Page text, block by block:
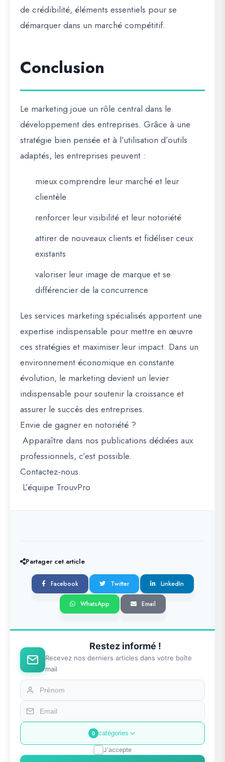
de crédibilité, éléments essentiels pour se
démarquer dans un marché compétitif.
Conclusion
Le marketing joue un rôle central dans le
développement des entreprises. Grâce à une
stratégie bien pensée et à l’utilisation d’outils
adaptés, les entreprises peuvent :
mieux comprendre leur marché et leur
clientèle
renforcer leur visibilité et leur notoriété
attirer de nouveaux clients et fidéliser ceux
existants
valoriser leur image de marque et se
différencier de la concurrence
Les services marketing spécialisés apportent une
expertise indispensable pour mettre en œuvre
ces stratégies et maximiser leur impact. Dans un
environnement économique en constante
évolution, le marketing devient un levier
indispensable pour soutenir la croissance et
assurer le succès des entreprises.
Envie de gagner en notoriété ?
Apparaître dans nos publications dédiées aux
professionnels, c’est possible.
Contactez-nous.
L’équipe TrouvPro
Partager cet article
Facebook Twitter LinkedIn
WhatsApp Email
Restez informé !
Recevez nos derniers articles dans votre boîte
mail
0 catégories
J'accepte